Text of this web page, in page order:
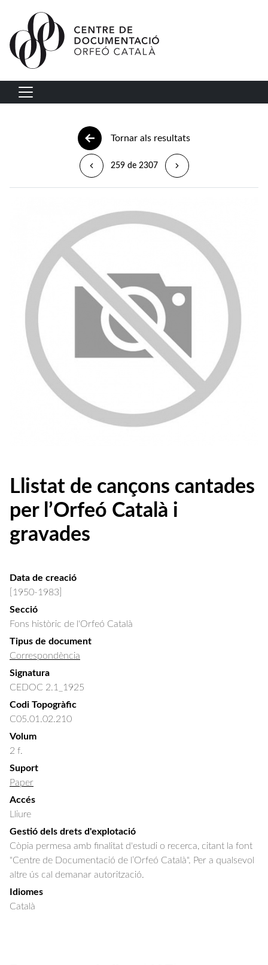
Vés al contingut
Navegació principal
Tornar als resultats
259 de 2307
Llistat de cançons cantades
per l’Orfeó Català i
gravades
Data de creació
[1950-1983]
Secció
Fons històric de l'Orfeó Català
Tipus de document
Correspondència
Signatura
CEDOC 2.1_1925
Codi Topogràfic
C05.01.02.210
Volum
2 f.
Suport
Paper
Accés
Lliure
Gestió dels drets d'explotació
Còpia permesa amb finalitat d'estudi o recerca, citant la font
"Centre de Documentació de l’Orfeó Català". Per a qualsevol
altre ús cal demanar autorització.
Idiomes
Català